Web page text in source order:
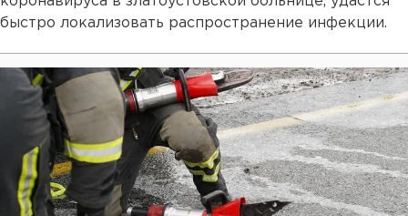
быстро локализовать распространение инфекции.